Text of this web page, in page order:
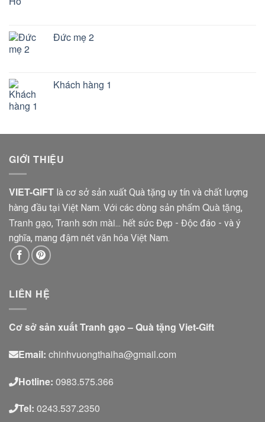
Đức mẹ 2
Khách hàng 1
GIỚI THIỆU
VIET-GIFT là cơ sở sản xuất Quà tặng uy tín và chất lượng
hàng đầu tại Việt Nam. Với các dòng sản phẩm Quà tặng,
Tranh gạo, Tranh sơn mài... hết sức Đẹp - Độc đáo - và ý
nghĩa, mang đậm nét văn hóa Việt Nam.
LIÊN HỆ
Cơ sở sản xuất Tranh gạo – Quà tặng Viet-Gift
Email: chinhvuongthaiha@gmail.com
Hotline: 0983.575.366
Tel: 0243.537.2350